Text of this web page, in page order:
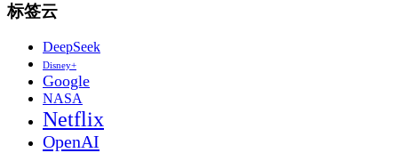
标签云
DeepSeek
Disney+
Google
NASA
Netflix
OpenAI